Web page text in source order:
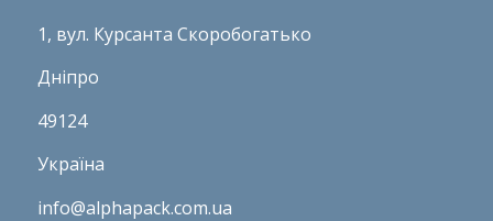
1, вул. Курсанта Скоробогатько
Дніпро
49124
Україна
info@alphapack.com.ua